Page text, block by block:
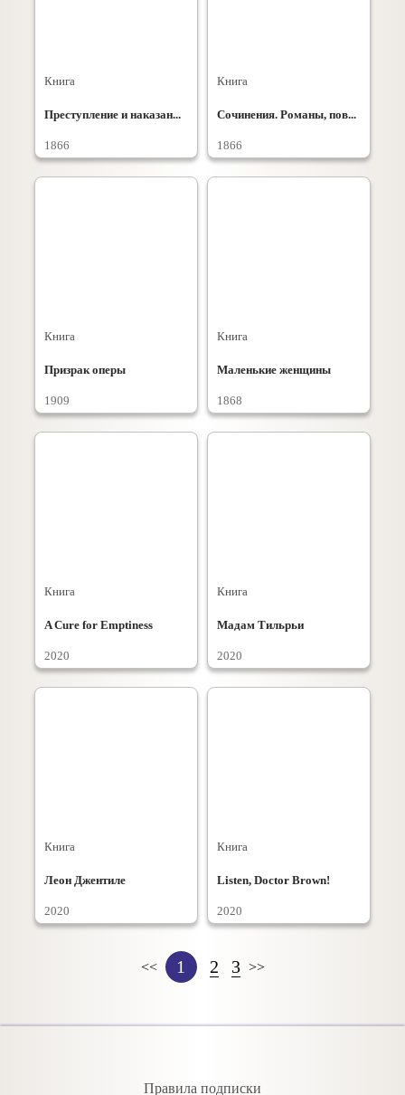
Книга
Преступление и наказан...
1866
Книга
Сочинения. Романы, пов...
1866
Книга
Призрак оперы
1909
Книга
Маленькие женщины
1868
Книга
A Cure for Emptiness
2020
Книга
Мадам Тильрьи
2020
Книга
Леон Джентиле
2020
Книга
Listen, Doctor Brown!
2020
<< 1 2 3 >>
Правила подписки